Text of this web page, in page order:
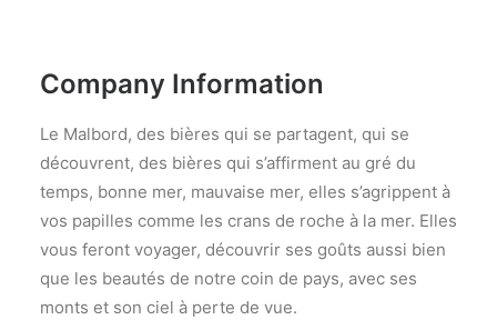
Company Information
Le Malbord, des bières qui se partagent, qui se
découvrent, des bières qui s’affirment au gré du
temps, bonne mer, mauvaise mer, elles s’agrippent à
vos papilles comme les crans de roche à la mer. Elles
vous feront voyager, découvrir ses goûts aussi bien
que les beautés de notre coin de pays, avec ses
monts et son ciel à perte de vue.